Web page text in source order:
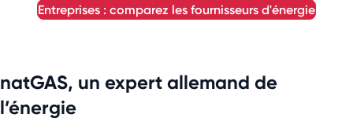
entreprises : comparez les fournisseurs d'énergie
natGAS, un expert allemand de
l’énergie